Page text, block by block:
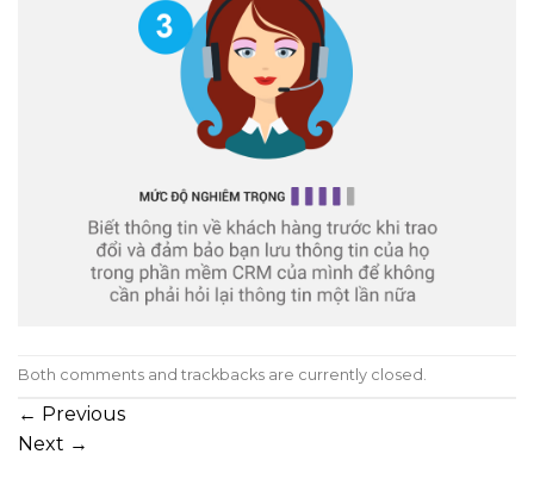
Both comments and trackbacks are currently closed.
← Previous
Next →